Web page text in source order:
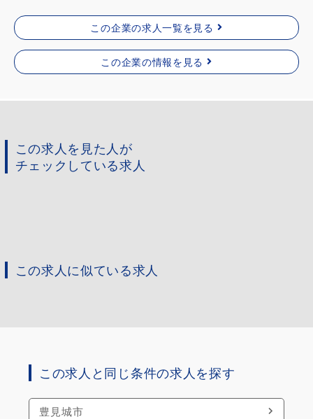
この企業の求人一覧を見る
この企業の情報を見る
この求人を見た人が
チェックしている求人
この求人に似ている求人
この求人と同じ条件の求人を探す
豊見城市